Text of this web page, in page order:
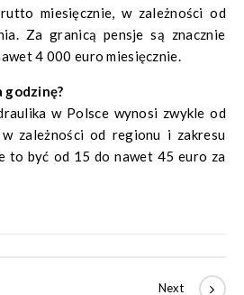
miesięcznie, w zależności od
Za granicą pensje są znacznie
4 000 euro miesięcznie.
godzinę?
w Polsce wynosi zwykle od
zależności od regionu i zakresu
to być od 15 do nawet 45 euro za